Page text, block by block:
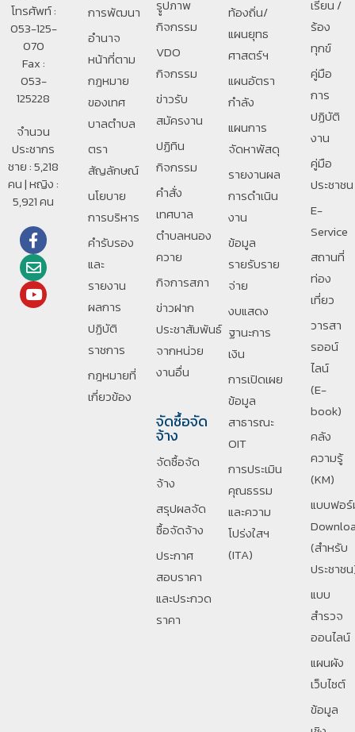
โทรศัพท์ :
053-125-
070
Fax :
053-
125228
จำนวน
ประชากร
ชาย : 5,218
คน | หญิง :
5,921 คน
การพัฒนา
อํานาจ
หน้าที่ตาม
กฎหมาย
ของเทศ
บาลตําบล
ตรา
สัญลักษณ์
นโยบาย
การบริหาร
คำรับรอง
และ
รายงาน
ผลการ
ปฏิบัติ
ราชการ
กฎหมายที่
เกี่ยวข้อง
รููปภาพ
กิจกรรม
VDO
กิจกรรม
ข่าวรับ
สมัครงาน
ปฏิทิน
กิจกรรม
คำสั่ง
เทศบาล
ตำบลหนอง
ควาย
กิจการสภา
ข่าวฝาก
ประชาสัมพันธ์
จากหน่วย
งานอื่น
จัดซื้อจัด
จ้าง
จัดซื้อจัด
จ้าง
สรุปผลจัด
ซื้อจัดจ้าง
ประกาศ
สอบราคา
และประกวด
ราคา
ท้องถิ่น/
แผนยุทธ
ศาสตร์ฯ
แผนอัตรา
กำลัง
แผนการ
จัดหาพัสดุ
รายงานผล
การดำเนิน
งาน
ข้อมูล
รายรับราย
จ่าย
งบแสดง
ฐานะการ
เงิน
การเปิดเผย
ข้อมูล
สาธารณะ
OIT
การประเมิน
คุณธรรม
และความ
โปร่งใสฯ
(ITA)
เรียน /
ร้อง
ทุกข์
คู่มือ
การ
ปฏิบัติ
งาน
คู่มือ
ประชาชน
E-
Service
สถานที่
ท่อง
เที่ยว
วารสา
รออน์
ไลน์
(E-
book)
คลัง
ความรู้
(KM)
แบบฟอ
(สำหรับ
ประชาช
แบบ
สำรวจ
ออนไลน์
แผนผัง
เว็บไซต์
ข้อมูล